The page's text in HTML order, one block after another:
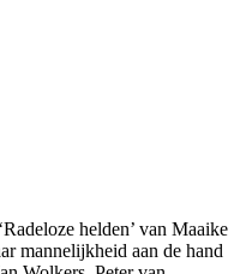
helden’ van Maaike
mannelijkheid aan de hand